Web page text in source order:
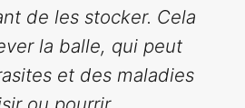
de les stocker. Cela
la balle, qui peut
et des maladies